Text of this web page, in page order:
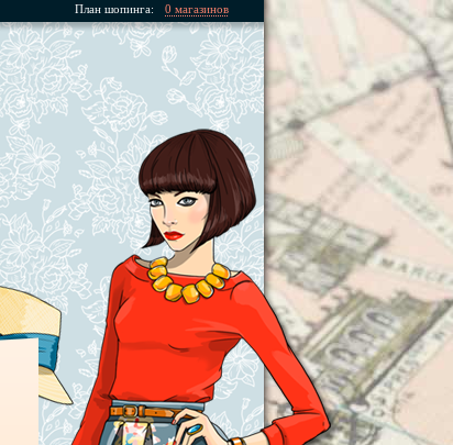
План шопинга: 0 магазинов